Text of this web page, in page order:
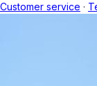
Customer service ·